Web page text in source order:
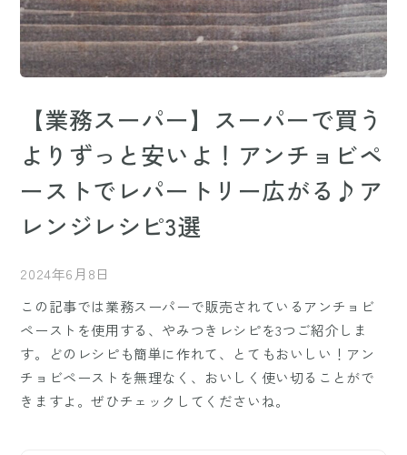
【業務スーパー】スーパーで買う
よりずっと安いよ！アンチョビペ
ーストでレパートリー広がる♪ア
レンジレシピ3選
2024年6月8日
この記事では業務スーパーで販売されているアンチョビ
ペーストを使用する、やみつきレシピを3つご紹介しま
す。どのレシピも簡単に作れて、とてもおいしい！アン
チョビペーストを無理なく、おいしく使い切ることがで
きますよ。ぜひチェックしてくださいね。